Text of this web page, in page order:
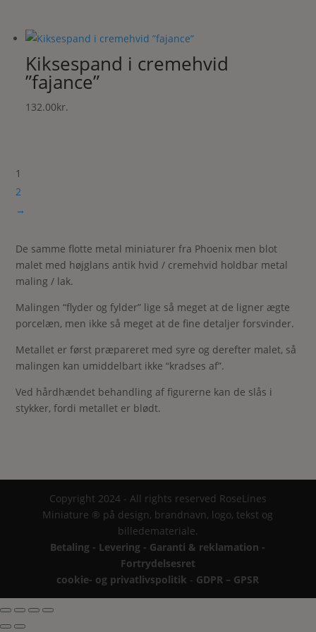
Kiksespand i cremehvid
”fajance”
132.00kr.
1
2
→
De samme flotte metal miniaturer fra Phoenix men blot
malet med højglans antik hvid / cremehvid holdbar metal
maling / lak.
Malingen “flyder og fylder” lige så meget at de ligner ægte
porcelæn, men ikke så meget at de fine detaljer forsvinder.
Metallet er først præpareret med syre og derefter malet, så
malingen kan umiddelbart ikke “kradses af”.
Ved hårdhændet behandling af figurerne kan de slås i
stykker, fordi metallet er blødt.
Copyright 2024 - All rights reserved RoseLines
Miniature ® på design, brandnavn, logo, tekst og
billedemateriale.
Betaling - Levering - Garanti & reklamation -
Fortrydelsesret
cookie- og privatlivspolitik - GDPR – GPSR